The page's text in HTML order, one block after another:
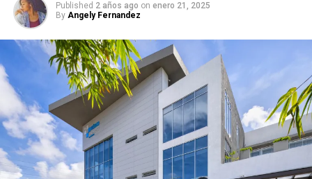
Published 2 años ago on enero 21, 2025
By Angely Fernandez